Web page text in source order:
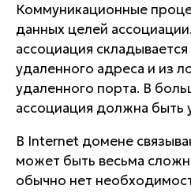
Коммуникационные
данных целей
ассоциация
удаленного адреса и из
удаленного порта. В
ассоциация должна быть
В Internet домене
может быть весьма
обычно нет